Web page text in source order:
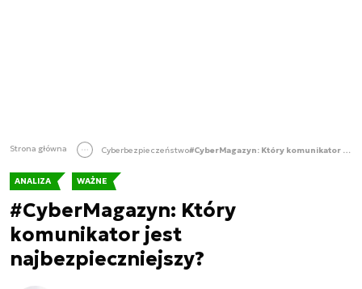
Strona główna Cyberbezpieczeństwo #CyberMagazyn: Który komunikator jest najbezpieczniejszy?
ANALIZA WAŻNE
#CyberMagazyn: Który
komunikator jest
najbezpieczniejszy?